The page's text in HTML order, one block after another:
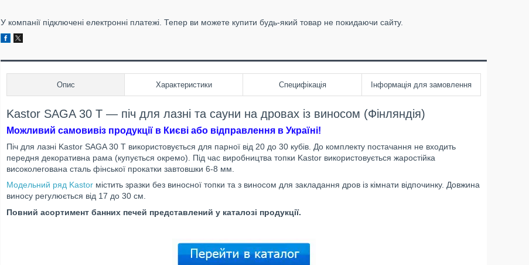
У компанії підключені електронні платежі. Тепер ви можете купити будь-який товар не покидаючи сайту.
Опис Характеристики Специфікація Інформація для замовлення
Kastor SAGA 30 Т — піч для лазні та сауни на дровах із виносом (Фінляндія)
Можливий самовивіз продукції в Києві або відправлення в Україні!
Піч для лазні Kastor SAGA 30 Т використовується для парної від 20 до 30 кубів. До комплекту постачання не входить
передня декоративна рама (купується окремо). Під час виробництва топки Kastor використовується жаростійка
високолегована сталь фінської прокатки завтовшки 6-8 мм.
Модельний ряд Kastor містить зразки без виносної топки та з виносом для закладання дров із кімнати відпочинку. Довжина
виносу регулюється від 17 до 30 см.
Повний асортимент банних печей представлений у каталозі продукції.